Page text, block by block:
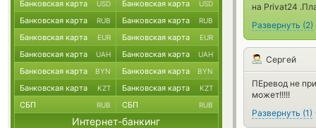
на Privat24
Развернуть (2)
Сергей
ПЕревод не
может!!!!!
Развернуть (1)
Банковская карта USD Банковская карта USD
Банковская карта RUB Банковская карта RUB
Банковская карта EUR Банковская карта EUR
Банковская карта UAH Банковская карта UAH
Банковская карта BYN Банковская карта BYN
Банковская карта KZT Банковская карта KZT
СБП RUB СБП RUB
Интернет-банкинг